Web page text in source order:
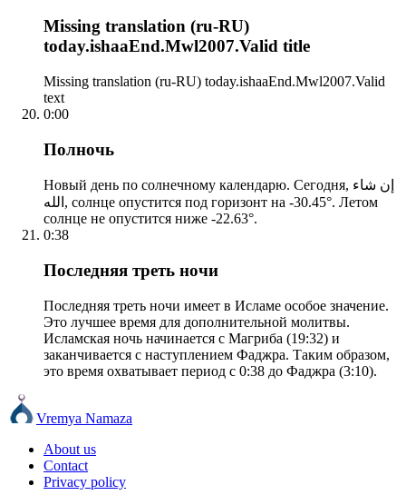
Missing translation (ru-RU)
today.ishaaEnd.Mwl2007.Valid title
Missing translation (ru-RU) today.ishaaEnd.Mwl2007.Valid
text
0:00
Полночь
Новый день по солнечному календарю. Сегодня, إن شاء
الله, солнце опустится под горизонт на -30.45°. Летом
солнце не опустится ниже -22.63°.
0:38
Последняя треть ночи
Последняя треть ночи имеет в Исламе особое значение.
Это лучшее время для дополнительной молитвы.
Исламская ночь начинается с Магриба (19:32) и
заканчивается с наступлением Фаджра. Таким образом,
это время охватывает период с 0:38 до Фаджра (3:10).
Vremya Namaza
About us
Contact
Privacy policy